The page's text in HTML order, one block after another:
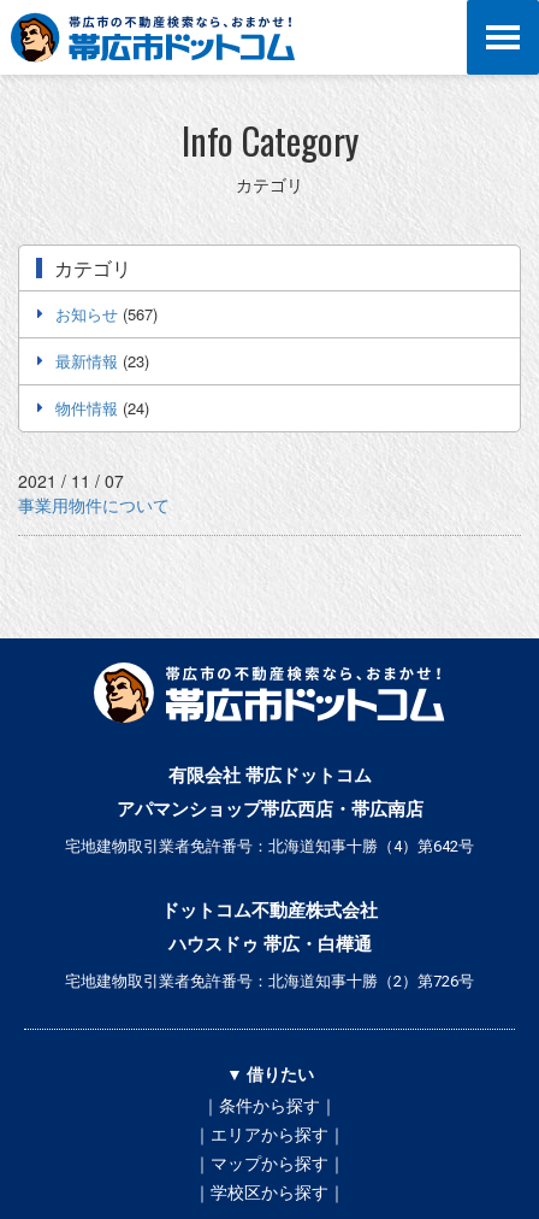
Info Category
カテゴリ
カテゴリ
お知らせ (567)
最新情報 (23)
物件情報 (24)
2021 / 11 / 07
事業用物件について
有限会社 帯広ドットコム
アパマンショップ帯広西店・帯広南店
宅地建物取引業者免許番号：北海道知事十勝（4）第642号
ドットコム不動産株式会社
ハウスドゥ 帯広・白樺通
宅地建物取引業者免許番号：北海道知事十勝（2）第726号
▼ 借りたい
｜条件から探す｜
｜エリアから探す｜
｜マップから探す｜
｜学校区から探す｜